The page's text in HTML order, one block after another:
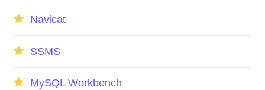
Navicat
SSMS
MySQL Workbench